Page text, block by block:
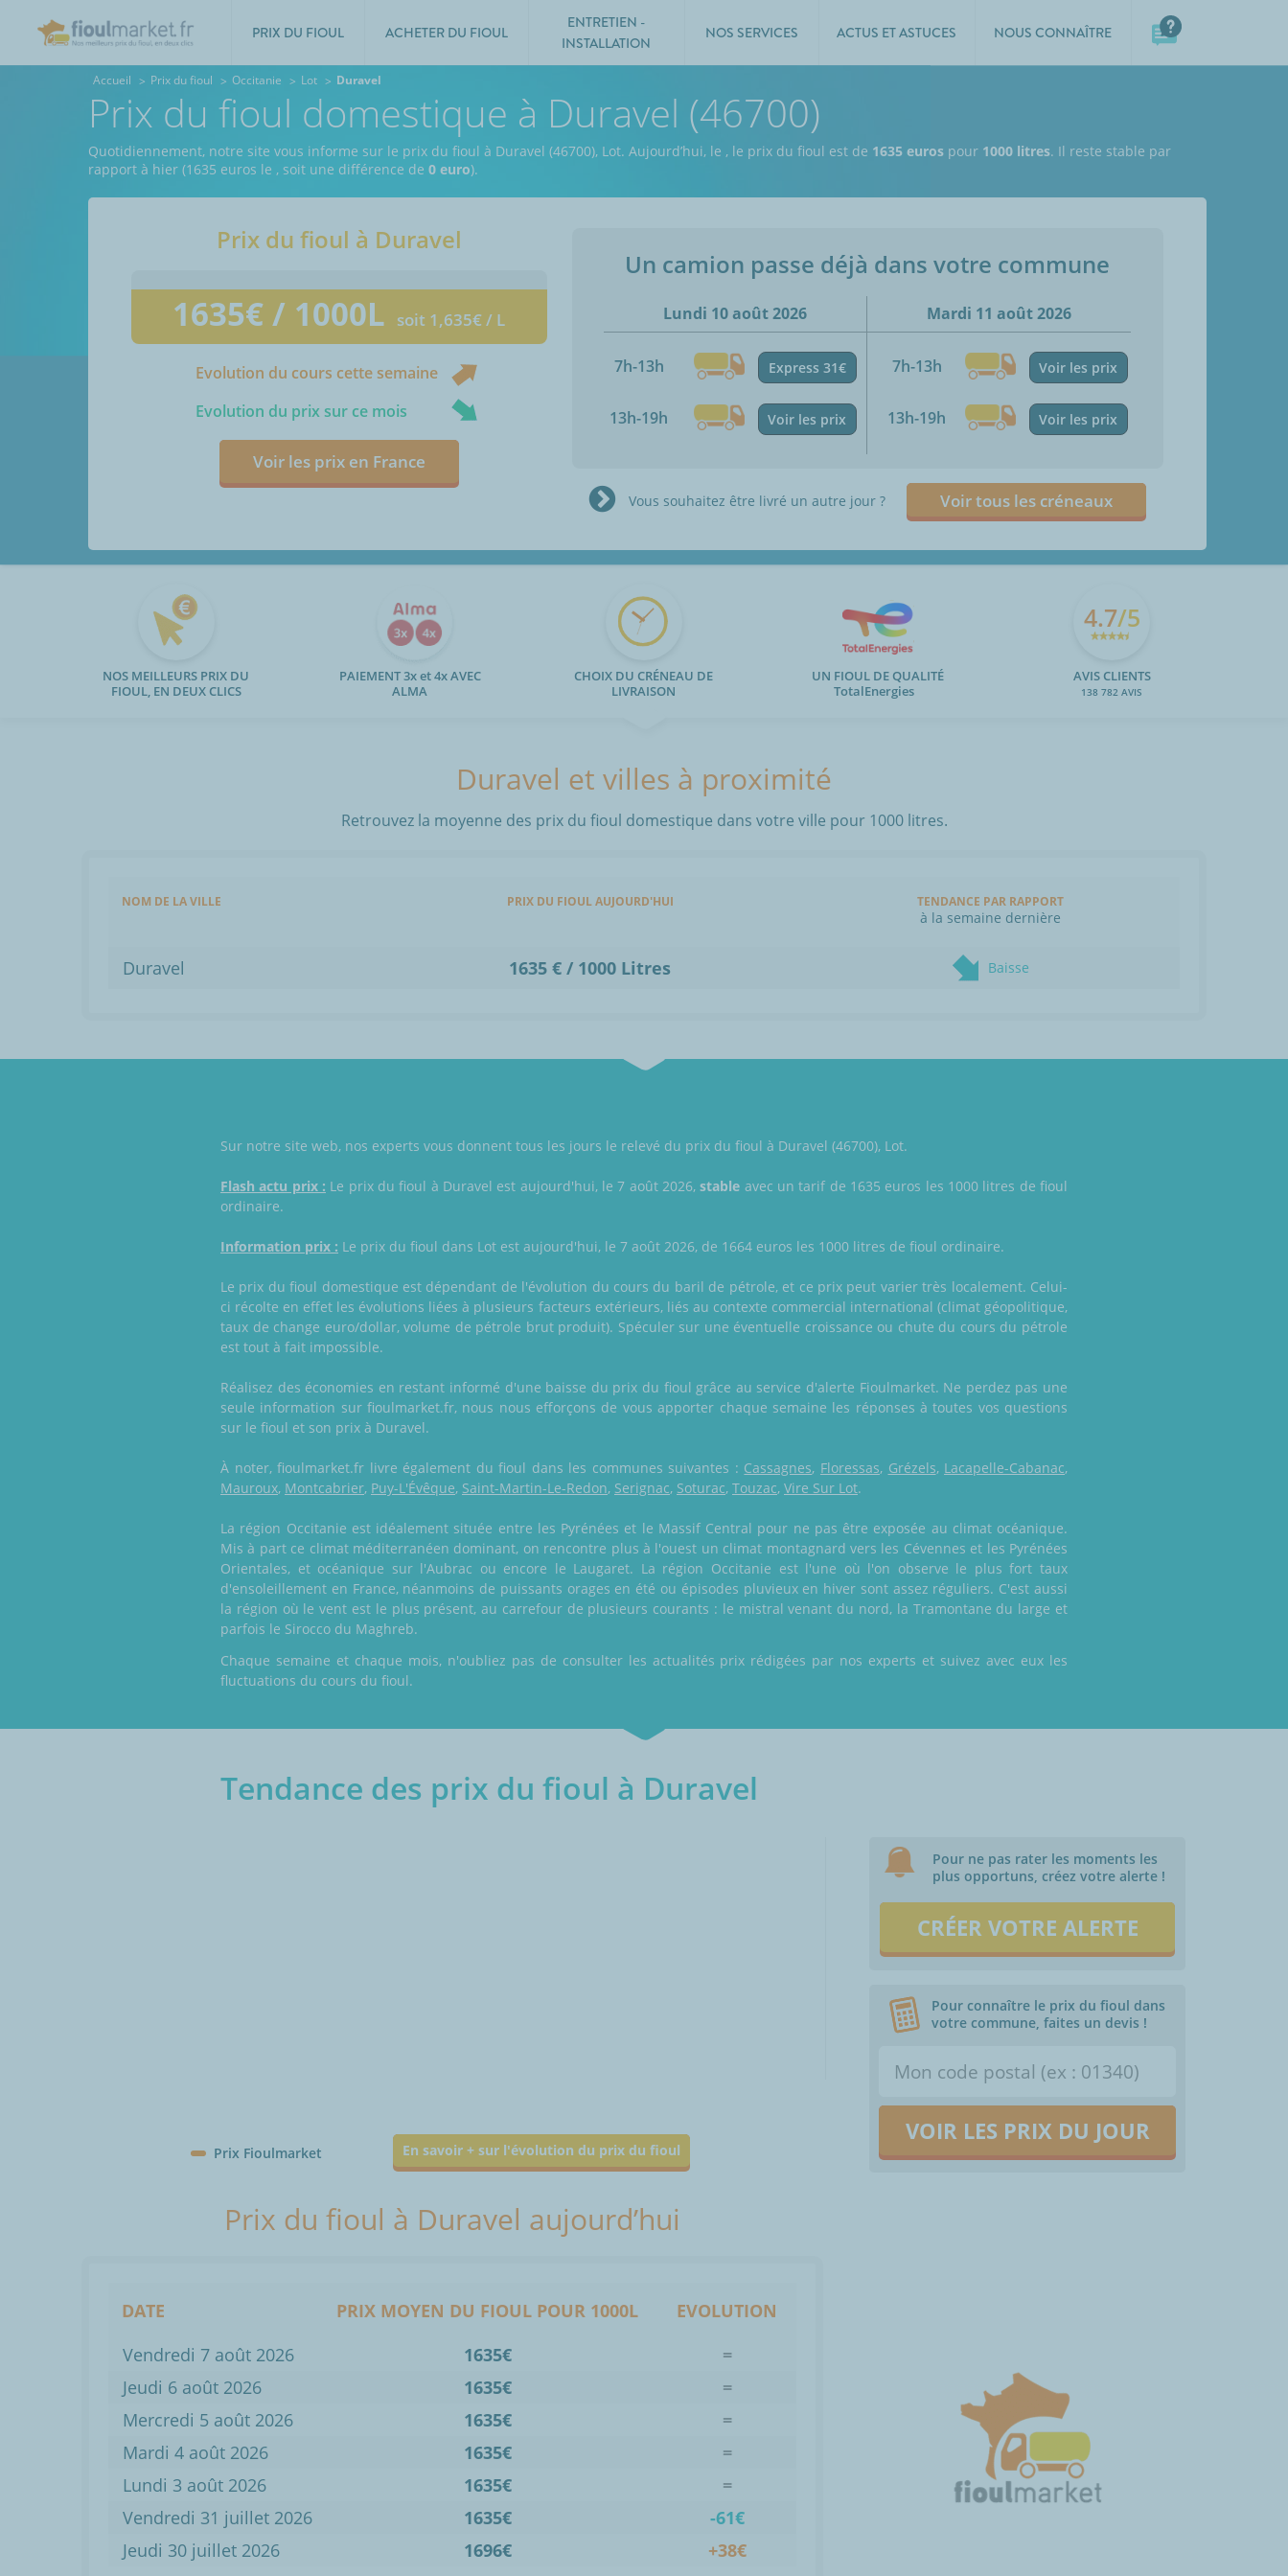
PRIX DU FIOUL ACHETER DU FIOUL
ENTRETIEN -
INSTALLATION
NOS SERVICES ACTUS ET ASTUCES NOUS CONNAÎTRE
Accueil Prix du fioul Occitanie Lot Duravel
Prix du fioul domestique à Duravel (46700)
Quotidiennement, notre site vous informe sur le prix du fioul à Duravel (46700), Lot. Aujourd’hui, le , le prix du fioul est de 1635 euros pour 1000 litres. Il reste stable par
rapport à hier (1635 euros le , soit une différence de 0 euro).
Prix du fioul à Duravel
1635€ / 1000L soit 1,635€ / L
Evolution du cours cette semaine
Evolution du prix sur ce mois
Voir les prix en France
Un camion passe déjà dans votre commune
Lundi 10 août 2026
7h-13h Express 31€
13h-19h Voir les prix
Mardi 11 août 2026
7h-13h Voir les prix
13h-19h Voir les prix
Vous souhaitez être livré un autre jour ? Voir tous les créneaux
NOS MEILLEURS PRIX DU
FIOUL, EN DEUX CLICS
PAIEMENT 3x et 4x AVEC
ALMA
CHOIX DU CRÉNEAU DE
LIVRAISON
UN FIOUL DE QUALITÉ
TotalEnergies
4.7/5
AVIS CLIENTS
138 782 AVIS
Duravel et villes à proximité
Retrouvez la moyenne des prix du fioul domestique dans votre ville pour 1000 litres.
NOM DE LA VILLE PRIX DU FIOUL AUJOURD'HUI TENDANCE PAR RAPPORT
à la semaine dernière
Duravel 1635 € / 1000 Litres Baisse
Sur notre site web, nos experts vous donnent tous les jours le relevé du prix du fioul à Duravel (46700), Lot.
Flash actu prix : Le prix du fioul à Duravel est aujourd'hui, le 7 août 2026,stable avec un tarif de 1635 euros les 1000 litres de fioul
ordinaire.
Information prix : Le prix du fioul dans Lot est aujourd'hui, le 7 août 2026, de 1664 euros les 1000 litres de fioul ordinaire.
Le prix du fioul domestique est dépendant de l'évolution du cours du baril de pétrole, et ce prix peut varier très localement. Celui-
ci récolte en effet les évolutions liées à plusieurs facteurs extérieurs, liés au contexte commercial international (climat géopolitique,
taux de change euro/dollar, volume de pétrole brut produit). Spéculer sur une éventuelle croissance ou chute du cours du pétrole
est tout à fait impossible.
Réalisez des économies en restant informé d'une baisse du prix du fioul grâce au service d'alerte Fioulmarket. Ne perdez pas une
seule information sur fioulmarket.fr, nous nous efforçons de vous apporter chaque semaine les réponses à toutes vos questions
sur le fioul et son prix à Duravel.
À noter, fioulmarket.fr livre également du fioul dans les communes suivantes : Cassagnes, Floressas, Grézels, Lacapelle-Cabanac,
Mauroux, Montcabrier, Puy-L'Évêque, Saint-Martin-Le-Redon, Serignac, Soturac, Touzac, Vire Sur Lot.
La région Occitanie est idéalement située entre les Pyrénées et le Massif Central pour ne pas être exposée au climat océanique.
Mis à part ce climat méditerranéen dominant, on rencontre plus à l'ouest un climat montagnard vers les Cévennes et les Pyrénées
Orientales, et océanique sur l'Aubrac ou encore le Laugaret. La région Occitanie est l'une où l'on observe le plus fort taux
d'ensoleillement en France, néanmoins de puissants orages en été ou épisodes pluvieux en hiver sont assez réguliers. C'est aussi
la région où le vent est le plus présent, au carrefour de plusieurs courants : le mistral venant du nord, la Tramontane du large et
parfois le Sirocco du Maghreb.
Chaque semaine et chaque mois, n'oubliez pas de consulter les actualités prix rédigées par nos experts et suivez avec eux les
fluctuations du cours du fioul.
Tendance des prix du fioul à Duravel
Prix Fioulmarket En savoir + sur l'évolution du prix du fioul
Pour ne pas rater les moments les
plus opportuns, créez votre alerte !
CRÉER VOTRE ALERTE
Pour connaître le prix du fioul dans
votre commune, faites un devis !
VOIR LES PRIX DU JOUR
Prix du fioul à Duravel aujourd’hui
DATE PRIX MOYEN DU FIOUL POUR 1000L
EVOLUTION
Vendredi 7 août 2026
1635€
=
Jeudi 6 août 2026
1635€
=
Mercredi 5 août 2026
1635€
=
Mardi 4 août 2026
1635€
=
Lundi 3 août 2026
1635€
=
Vendredi 31 juillet 2026
1635€
-61€
Jeudi 30 juillet 2026
1696€ +38€